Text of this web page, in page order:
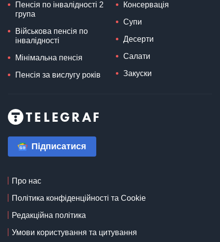
Пенсія по інвалідності 2
група
Військова пенсія по
інвалідності
Мінімальна пенсія
Пенсія за вислугу років
Консервація
Супи
Десерти
Салати
Закуски
Підписатися
Про нас
Політика конфіденційності та Cookie
Редакційна політика
Умови користування та цитування